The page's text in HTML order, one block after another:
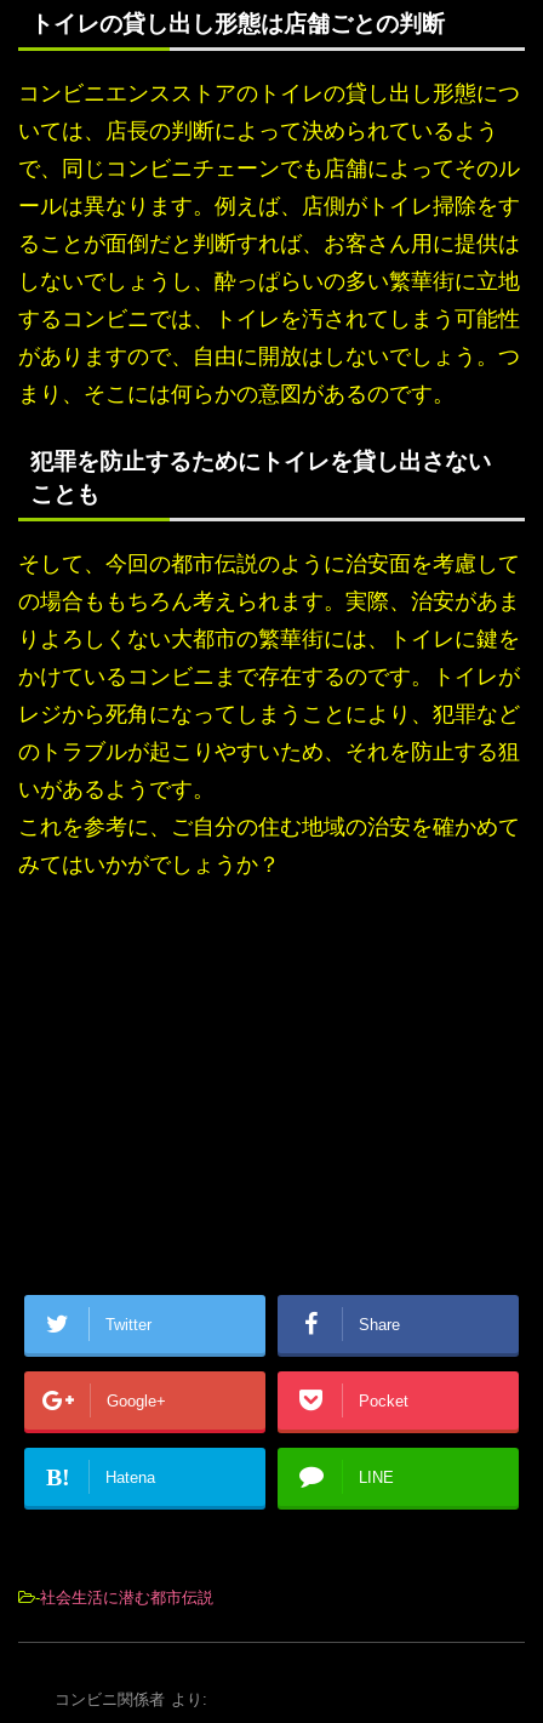
トイレの貸し出し形態は店舗ごとの判断
コンビニエンスストアのトイレの貸し出し形態につ
いては、店長の判断によって決められているよう
で、同じコンビニチェーンでも店舗によってそのル
ールは異なります。例えば、店側がトイレ掃除をす
ることが面倒だと判断すれば、お客さん用に提供は
しないでしょうし、酔っぱらいの多い繁華街に立地
するコンビニでは、トイレを汚されてしまう可能性
がありますので、自由に開放はしないでしょう。つ
まり、そこには何らかの意図があるのです。
犯罪を防止するためにトイレを貸し出さない
ことも
そして、今回の都市伝説のように治安面を考慮して
の場合ももちろん考えられます。実際、治安があま
りよろしくない大都市の繁華街には、トイレに鍵を
かけているコンビニまで存在するのです。トイレが
レジから死角になってしまうことにより、犯罪など
のトラブルが起こりやすいため、それを防止する狙
いがあるようです。
これを参考に、ご自分の住む地域の治安を確かめて
みてはいかがでしょうか？
Twitter Share
Google+ Pocket
B! Hatena LINE
-社会生活に潜む都市伝説
コンビニ関係者 より: